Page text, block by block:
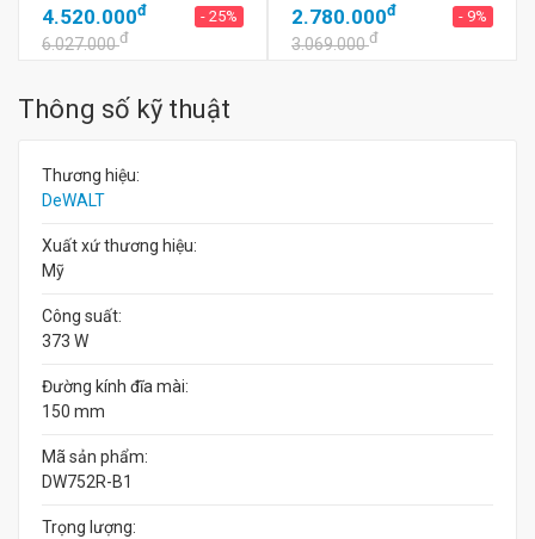
4.520.000đ - 25%
6.027.000đ
2.780.000đ - 9%
3.069.000đ
Thông số kỹ thuật
Thương hiệu:
DeWALT
Xuất xứ thương hiệu:
Mỹ
Công suất:
373 W
Đường kính đĩa mài:
150 mm
Mã sản phẩm:
DW752R-B1
Trọng lượng: